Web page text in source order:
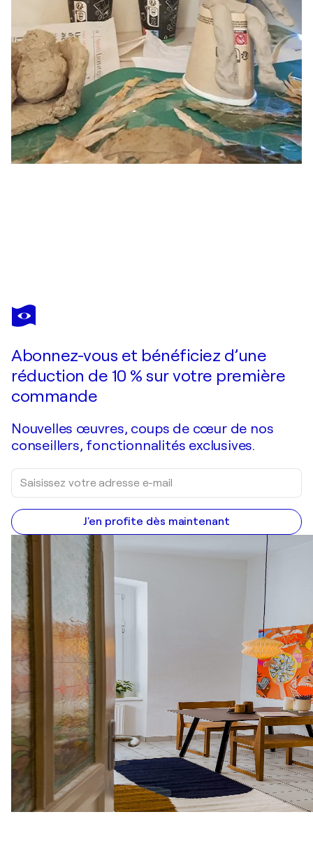
DOMINICK POULAIN
numéro 1
Abonnez-vous et bénéficiez d’une
réduction de 10 % sur votre première
commande
Nouvelles œuvres, coups de cœur de nos
conseillers, fonctionnalités exclusives.
J'en profite dès maintenant